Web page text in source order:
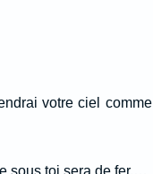
votre ciel comme
sous toi sera de fer.…